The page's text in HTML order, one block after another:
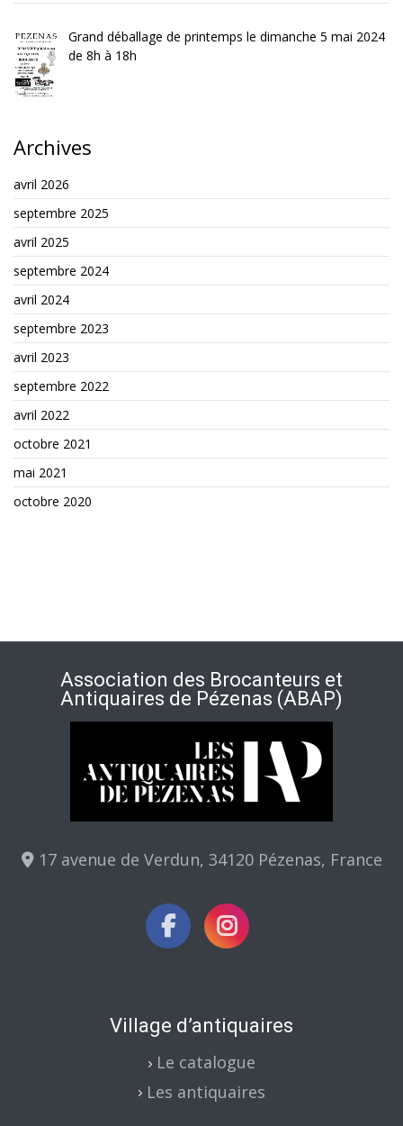
Grand déballage de printemps le dimanche 5 mai 2024
de 8h à 18h
Archives
avril 2026
septembre 2025
avril 2025
septembre 2024
avril 2024
septembre 2023
avril 2023
septembre 2022
avril 2022
octobre 2021
mai 2021
octobre 2020
Association des Brocanteurs et
Antiquaires de Pézenas (ABAP)
17 avenue de Verdun, 34120 Pézenas, France
Village d’antiquaires
Le catalogue
Les antiquaires